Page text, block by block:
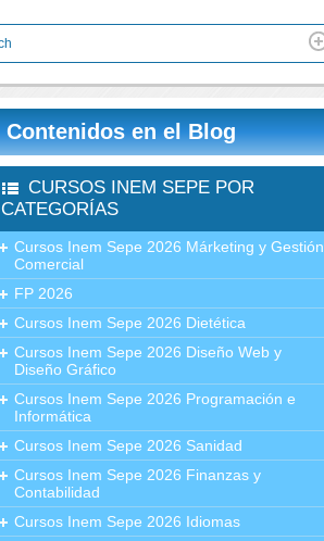
Contenidos en el Blog
CURSOS INEM SEPE POR
CATEGORÍAS
Cursos Inem Sepe 2026 Márketing y Gestión
Comercial
FP 2026
Cursos Inem Sepe 2026 Dietética
Cursos Inem Sepe 2026 Diseño Web y
Diseño Gráfico
Cursos Inem Sepe 2026 Programación e
Informática
Cursos Inem Sepe 2026 Sanidad
Cursos Inem Sepe 2026 Finanzas y
Contabilidad
Cursos Inem Sepe 2026 Idiomas